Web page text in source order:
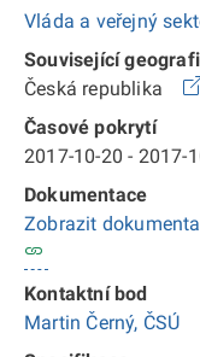
Vláda a veřejný
Související
Česká republika
Časové pokrytí
2017-10-20 - 2017-
Dokumentace
Zobrazit
Kontaktní bod
Martin Černý, ČSÚ